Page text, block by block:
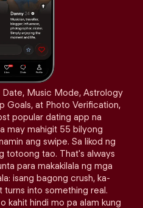
Music Mode, Astrology
Goals, at Photo Verification,
popular dating app na
may mahigit 55 bilyong
ang swipe. Sa likod ng
totoong tao. That's always
para makakilala ng mga
isang bagong crush, ka-
turns into something real.
kahit hindi mo pa alam kung